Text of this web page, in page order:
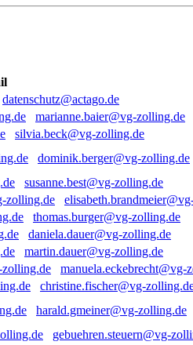
datenschutz@actago.de
marianne.baier@vg-zolling.de
silvia.beck@vg-zolling.de
dominik.berger@vg-zolling.de
susanne.best@vg-zolling.de
thomas.burger@vg-zolling.de
daniela.dauer@vg-zolling.de
martin.dauer@vg-zolling.de
manuela.eckebrecht@vg-
christine.fischer@vg-
harald.gmeiner@vg-zolling.de
gebuehren.steuern@vg-